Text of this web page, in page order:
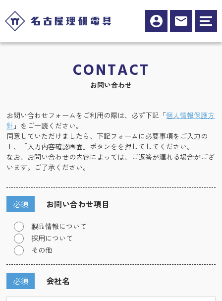
CONTACT
お問い合わせ
お問い合わせフォームをご利用の際は、必ず下記「個人情報保護方
針 」をご一読ください。
同意していただけましたら、下記フォームに必要事項をご入力の
上、「入力内容確認画面」ボタンをを押してしてください。
なお、お問い合わせの内容によっては、ご返答が遅れる場合がござ
います。ご了承ください。
お問い合わせ項目
必須
製品情報について
採用について
その他
会社名
必須